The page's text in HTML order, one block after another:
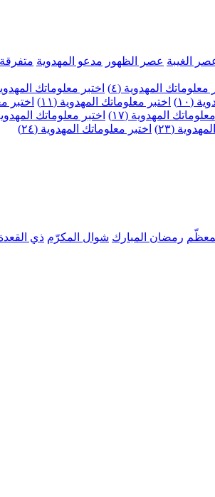
الغيبة عصر الظهور مدعو المهدوية متفرقة
معلوماتك المهدوية (٤) اختبر معلوماتك
(١٠) اختبر معلوماتك المهدوية (١١) اختبر
المهدوية (١٧) اختبر معلوماتك المهدوية
(٢٣)
اختبر معلوماتك المهدوية (٢٤)
رمضان المبارك شوال المكرّم ذي